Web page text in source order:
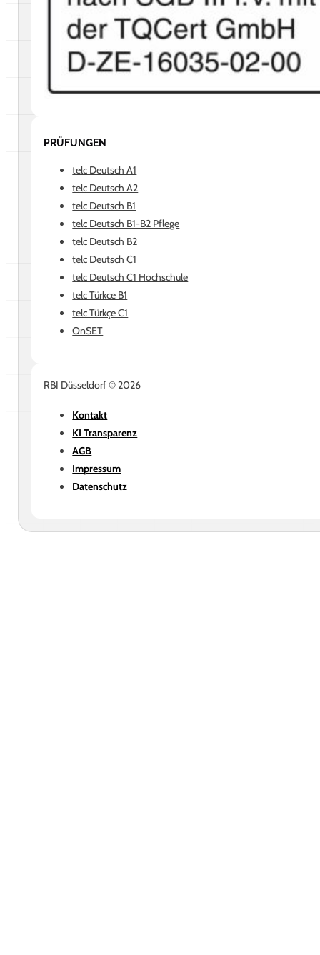
PRÜFUNGEN
telc Deutsch A1
telc Deutsch A2
telc Deutsch B1
telc Deutsch B1-B2 Pflege
telc Deutsch B2
telc Deutsch C1
telc Deutsch C1 Hochschule
telc Türkce B1
telc Türkçe C1
OnSET
RBI Düsseldorf © 2026
Kontakt
KI Transparenz
AGB
Impressum
Datenschutz